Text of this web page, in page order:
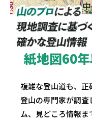
紙地図60
複雑な登山道も、正
登山の専門家が調査
ム、見どころ情報ま